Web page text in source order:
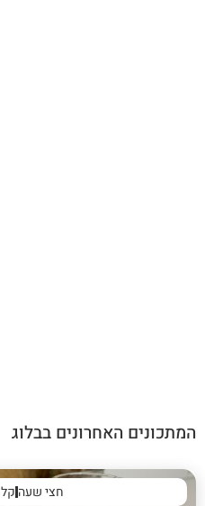
המתכונים האחרונים בבלוג
חצי שעהקל